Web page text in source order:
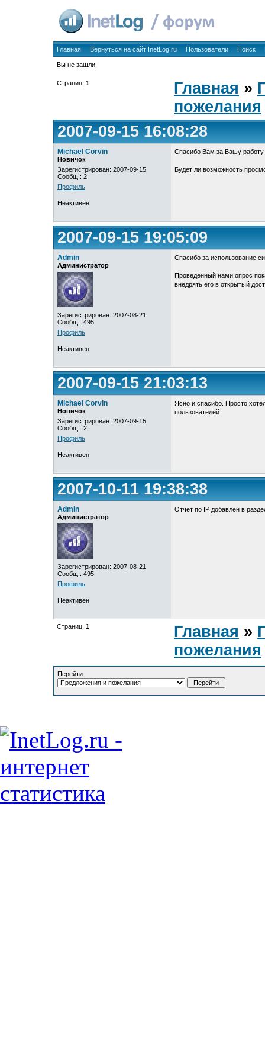
Главная Вернуться на сайт InetLog.ru Пользователи Поиск
Вы не зашли.
Страниц: 1 Главная »
пожелания
2007-09-15 16:08:28
Michael Corvin
Новичок
Зарегистрирован: 2007-09-15
Сообщ.: 2
Профиль
Спасибо Вам за Вашу
Будет ли возможность
Неактивен
2007-09-15 19:05:09
Admin
Администратор
Зарегистрирован: 2007-08-21
Сообщ.: 495
Профиль
Спасибо за использование
Проведенный нами опрос
внедрять его в открытый
Неактивен
2007-09-15 21:03:13
Michael Corvin
Новичок
Зарегистрирован: 2007-09-15
Сообщ.: 2
Профиль
Ясно и спасибо. Просто
пользователей
Неактивен
2007-10-11 19:38:38
Admin
Администратор
Зарегистрирован: 2007-08-21
Сообщ.: 495
Профиль
Отчет по IP добавлен в
Неактивен
Страниц: 1 Главная »
пожелания
Перейти